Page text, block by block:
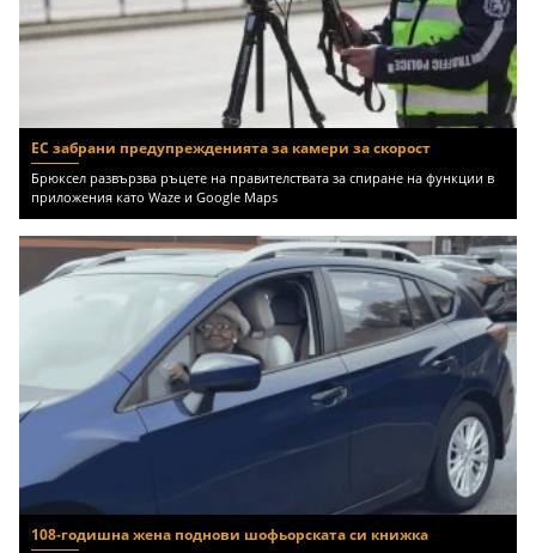
ЕС забрани предупрежденията за камери за скорост
Брюксел развързва ръцете на правителствата за спиране на функции в
приложения като Waze и Google Maps
108-годишна жена поднови шофьорската си книжка